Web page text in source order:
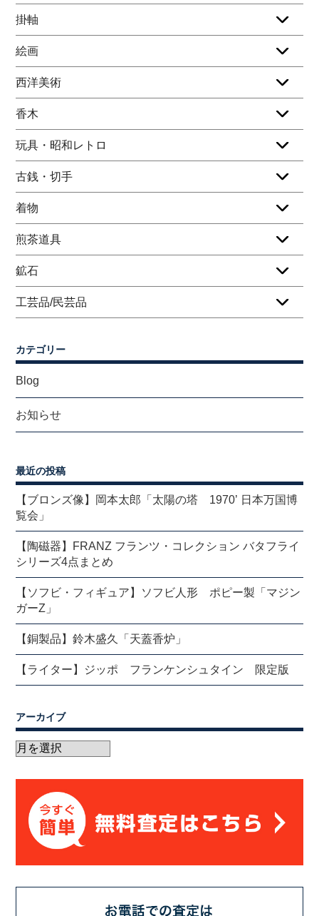
掛軸
絵画
西洋美術
香木
玩具・昭和レトロ
古銭・切手
着物
煎茶道具
鉱石
工芸品/民芸品
カテゴリー
Blog
お知らせ
最近の投稿
【ブロンズ像】岡本太郎「太陽の塔 1970’ 日本万国博
覧会」
【陶磁器】FRANZ フランツ・コレクション バタフライ
シリーズ4点まとめ
【ソフビ・フィギュア】ソフビ人形 ポピー製「マジン
ガーZ」
【銅製品】鈴木盛久「天蓋香炉」
【ライター】ジッポ フランケンシュタイン 限定版
アーカイブ